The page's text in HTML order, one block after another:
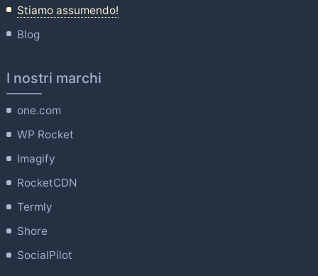
Stiamo assumendo!
Blog
I nostri marchi
one.com
WP Rocket
Imagify
RocketCDN
Termly
Shore
SocialPilot